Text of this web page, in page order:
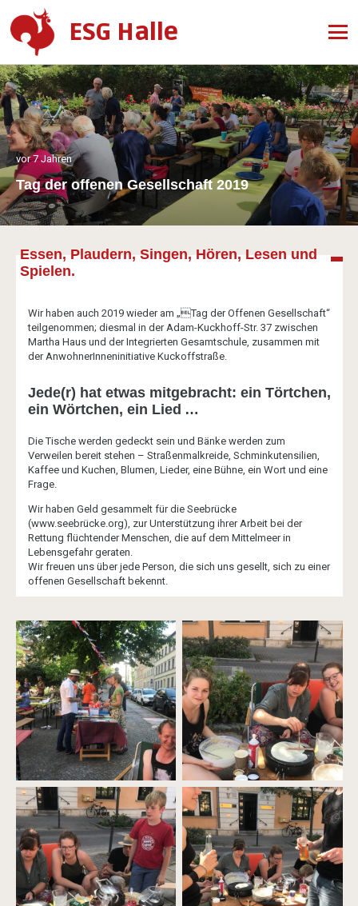
ESG Halle
vor 7 Jahren
Tag der offenen Gesellschaft 2019
Essen, Plaudern, Singen, Hören, Lesen und
Spielen.
Wir haben auch 2019 wieder am „Tag der Offenen Gesellschaft“
teilgenommen; diesmal in der Adam-Kuckhoff-Str. 37 zwischen
Martha Haus und der Integrierten Gesamtschule, zusammen mit
der AnwohnerInneninitiative Kuckoffstraße.
Jede(r) hat etwas mitgebracht: ein Törtchen,
ein Wörtchen, ein Lied …
Die Tische werden gedeckt sein und Bänke werden zum
Verweilen bereit stehen – Straßenmalkreide, Schminkutensilien,
Kaffee und Kuchen, Blumen, Lieder, eine Bühne, ein Wort und eine
Frage.
Wir haben Geld gesammelt für die Seebrücke
(www.seebrücke.org), zur Unterstützung ihrer Arbeit bei der
Rettung flüchtender Menschen, die auf dem Mittelmeer in
Lebensgefahr geraten.
Wir freuen uns über jede Person, die sich uns gesellt, sich zu einer
offenen Gesellschaft bekennt.